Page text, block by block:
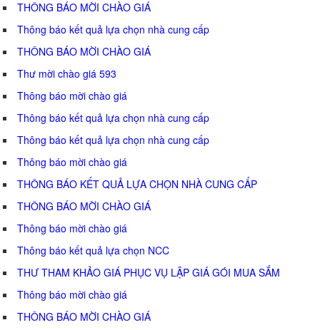
THÔNG BÁO MỜI CHÀO GIÁ
Thông báo kết quả lựa chọn nhà cung cấp
THÔNG BÁO MỜI CHÀO GIÁ
Thư mời chào giá 593
Thông báo mời chào giá
Thông báo kết quả lựa chọn nhà cung cấp
Thông báo kết quả lựa chọn nhà cung cấp
Thông báo mời chào giá
THÔNG BÁO KẾT QUẢ LỰA CHỌN NHÀ CUNG CẤP
THÔNG BÁO MỜI CHÀO GIÁ
Thông báo mời chào giá
Thông báo kết quả lựa chọn NCC
THƯ THAM KHẢO GIÁ PHỤC VỤ LẬP GIÁ GÓI MUA SẮM
Thông báo mời chào giá
THÔNG BÁO MỜI CHÀO GIÁ